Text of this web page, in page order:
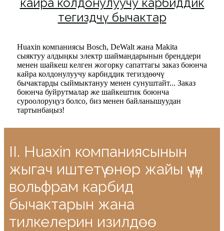
тегиздөөчү бычактар
Huaxin компаниясы Bosch, DeWalt жана Makita
сыяктуу алдыңкы электр шаймандарынын бренддери
менен шайкеш келген жогорку сапаттагы заказ боюнча
кайра колдонулуучу карбиддик тегиздөөчү
бычактарды сыймыктануу менен сунуштайт... Заказ
боюнча буйрутмалар же шайкештик боюнча
суроолоруңуз болсо, биз менен байланышуудан
тартынбаңыз!
II. Huaxin компаниясынын
жыгач иштетүү өнөр жайы үчүн
вольфрам карбид
бычактарын жана
тилкелерин изилдөө